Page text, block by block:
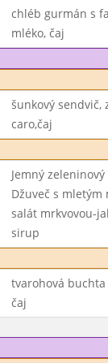
chléb gurmán s
mléko, čaj
šunkový sendvič,
caro,čaj
Jemný
Džuveč s mletým
salát mrkvovou-
sirup
tvarohová buchta
čaj